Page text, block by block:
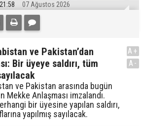
21:58 07 Ağustos 2026
ve Pakistan’dan
Bir üyeye saldırı, tüm
ve Pakistan arasında bugün
Anlaşması imzalandı.
bir üyesine yapılan saldırı,
yapılmış sayılacak.
A+
A-